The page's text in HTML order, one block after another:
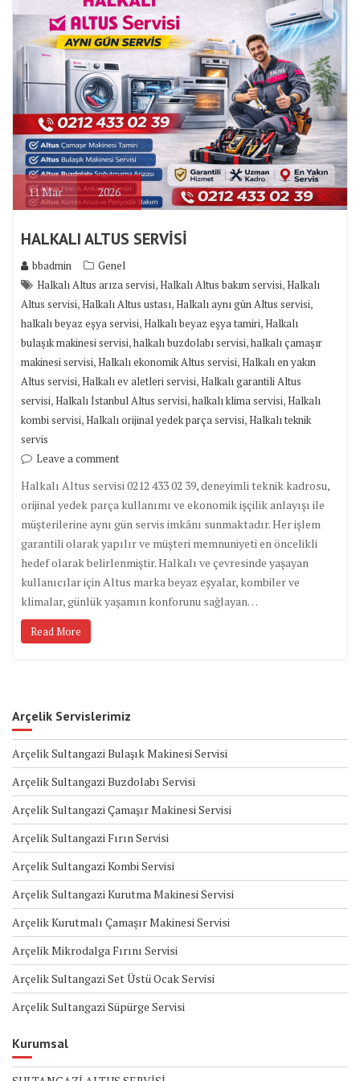
11Mar 2026
HALKALI ALTUS SERVİSİ
bbadmin
Genel
Halkalı Altus arıza servisi,Halkalı Altus bakım servisi,Halkalı
Altus servisi,Halkalı Altus ustası,Halkalı aynı gün Altus servisi,
halkalı beyaz eşya servisi,Halkalı beyaz eşya tamiri,Halkalı
bulaşık makinesi servisi,halkalı buzdolabı servisi,halkalı çamaşır
makinesi servisi,Halkalı ekonomik Altus servisi,Halkalı en yakın
Altus servisi,Halkalı ev aletleri servisi,Halkalı garantili Altus
servisi,Halkalı İstanbul Altus servisi,halkalı klima servisi,Halkalı
kombi servisi,Halkalı orijinal yedek parça servisi,Halkalı teknik
servis
Leave a comment
Halkalı Altus servisi 0212 433 02 39, deneyimli teknik kadrosu,
orijinal yedek parça kullanımı ve ekonomik işçilik anlayışı ile
müşterilerine aynı gün servis imkânı sunmaktadır. Her işlem
garantili olarak yapılır ve müşteri memnuniyeti en öncelikli
hedef olarak belirlenmiştir. Halkalı ve çevresinde yaşayan
kullanıcılar için Altus marka beyaz eşyalar, kombiler ve
klimalar, günlük yaşamın konforunu sağlayan…
Read More
Arçelik Servislerimiz
Arçelik Sultangazi Bulaşık Makinesi Servisi
Arçelik Sultangazi Buzdolabı Servisi
Arçelik Sultangazi Çamaşır Makinesi Servisi
Arçelik Sultangazi Fırın Servisi
Arçelik Sultangazi Kombi Servisi
Arçelik Sultangazi Kurutma Makinesi Servisi
Arçelik Kurutmalı Çamaşır Makinesi Servisi
Arçelik Mikrodalga Fırını Servisi
Arçelik Sultangazi Set Üstü Ocak Servisi
Arçelik Sultangazi Süpürge Servisi
Kurumsal